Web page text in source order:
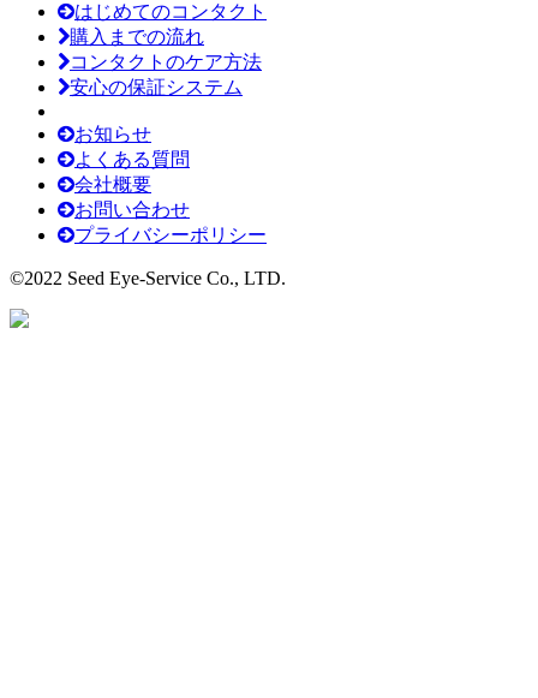
はじめてのコンタクト
購入までの流れ
コンタクトのケア方法
安心の保証システム
お知らせ
よくある質問
会社概要
お問い合わせ
プライバシーポリシー
©2022 Seed Eye-Service Co., LTD.